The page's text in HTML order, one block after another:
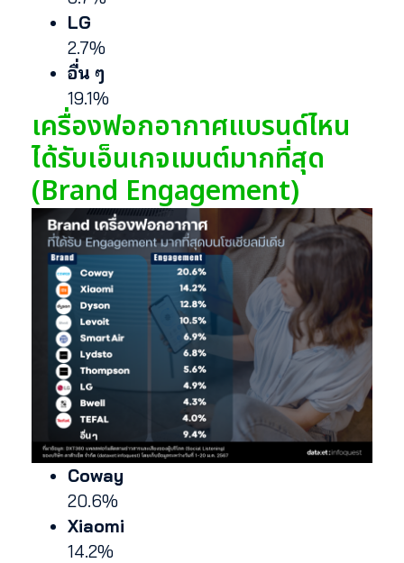
LG
2.7%
อื่น ๆ
19.1%
เครื่องฟอกอากาศแบรนด์ไหน
ได้รับเอ็นเกจเมนต์มากที่สุด
(Brand Engagement)
Coway
20.6%
Xiaomi
14.2%